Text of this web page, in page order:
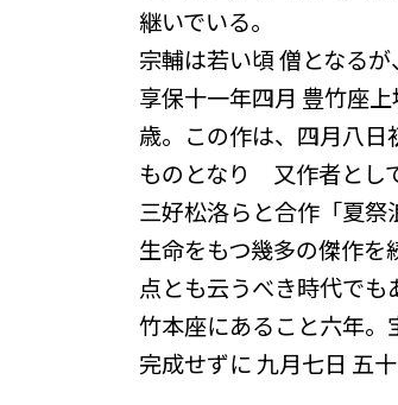
継いでいる。
宗輔は若い頃 僧となる
享保十一年四月 豊竹座
歳。この作は、四月八日
ものとなり 又作者とし
三好松洛らと合作「夏
生命をもつ幾多の傑作
点とも云うべき時代でも
竹本座にあること六年。
完成せずに 九月七日 五